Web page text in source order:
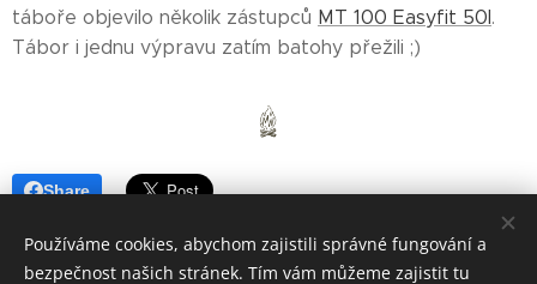
táboře objevilo několik zástupců MT 100 Easyfit 50l.
Tábor i jednu výpravu zatím batohy přežili ;)
Share
Používáme cookies, abychom zajistili správné fungování a
bezpečnost našich stránek. Tím vám můžeme zajistit tu